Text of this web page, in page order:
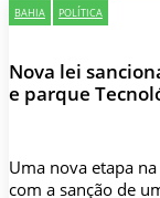
BAHIA POLÍTICA
Nova lei
e parque
Uma nova etapa
com a sanção de